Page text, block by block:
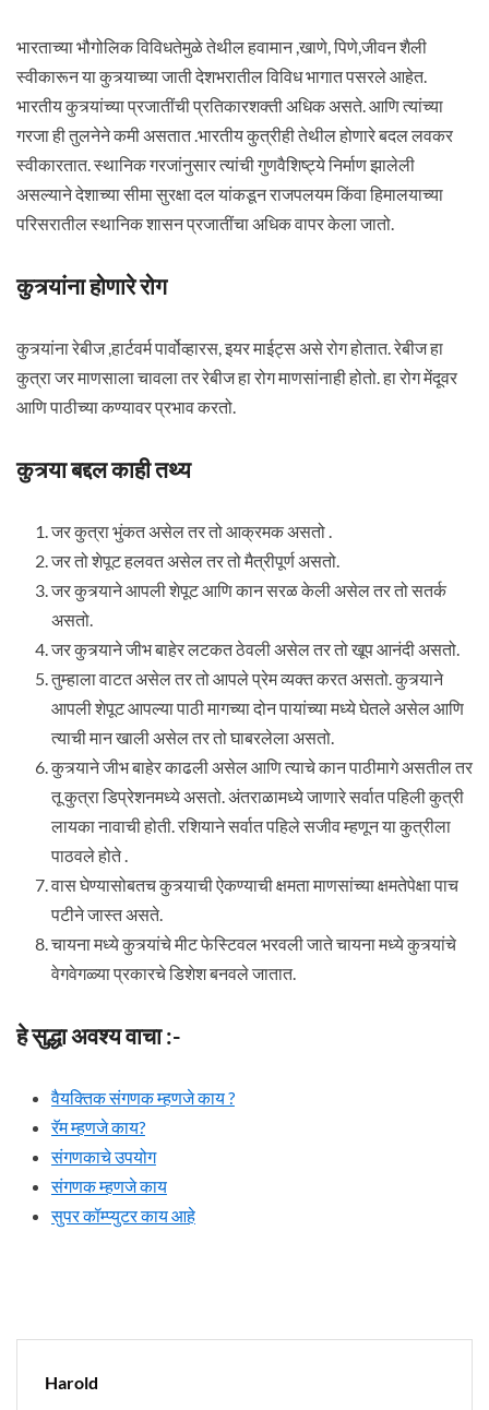
भारताच्या भौगोलिक विविधतेमुळे तेथील हवामान ,खाणे, पिणे,जीवन शैली
स्वीकारून या कुत्र्याच्या जाती देशभरातील विविध भागात पसरले आहेत.
भारतीय कुत्र्यांच्या प्रजातींची प्रतिकारशक्ती अधिक असते. आणि त्यांच्या
गरजा ही तुलनेने कमी असतात .भारतीय कुत्रीही तेथील होणारे बदल लवकर
स्वीकारतात. स्थानिक गरजांनुसार त्यांची गुणवैशिष्ट्ये निर्माण झालेली
असल्याने देशाच्या सीमा सुरक्षा दल यांकडून राजपलयम किंवा हिमालयाच्या
परिसरातील स्थानिक शासन प्रजातींचा अधिक वापर केला जातो.
कुत्र्यांना होणारे रोग
कुत्र्यांना रेबीज ,हार्टवर्म पार्वोव्हारस, इयर माईट्स असे रोग होतात. रेबीज हा
कुत्रा जर माणसाला चावला तर रेबीज हा रोग माणसांनाही होतो. हा रोग मेंदूवर
आणि पाठीच्या कण्यावर प्रभाव करतो.
कुत्र्या बद्दल काही तथ्य
जर कुत्रा भुंकत असेल तर तो आक्रमक असतो .
जर तो शेपूट हलवत असेल तर तो मैत्रीपूर्ण असतो.
जर कुत्र्याने आपली शेपूट आणि कान सरळ केली असेल तर तो सतर्क
असतो.
जर कुत्र्याने जीभ बाहेर लटकत ठेवली असेल तर तो खूप आनंदी असतो.
तुम्हाला वाटत असेल तर तो आपले प्रेम व्यक्त करत असतो. कुत्र्याने
आपली शेपूट आपल्या पाठी मागच्या दोन पायांच्या मध्ये घेतले असेल आणि
त्याची मान खाली असेल तर तो घाबरलेला असतो.
कुत्र्याने जीभ बाहेर काढली असेल आणि त्याचे कान पाठीमागे असतील तर
तू कुत्रा डिप्रेशनमध्ये असतो. अंतराळामध्ये जाणारे सर्वात पहिली कुत्री
लायका नावाची होती. रशियाने सर्वात पहिले सजीव म्हणून या कुत्रीला
पाठवले होते .
वास घेण्यासोबतच कुत्र्याची ऐकण्याची क्षमता माणसांच्या क्षमतेपेक्षा पाच
पटीने जास्त असते.
चायना मध्ये कुत्र्यांचे मीट फेस्टिवल भरवली जाते चायना मध्ये कुत्र्यांचे
वेगवेगळ्या प्रकारचे डिशेश बनवले जातात.
हे सुद्धा अवश्य वाचा :-
वैयक्तिक संगणक म्हणजे काय ?
रॅम म्हणजे काय?
संगणकाचे उपयोग
संगणक म्हणजे काय
सुपर कॉम्प्युटर काय आहे
Harold